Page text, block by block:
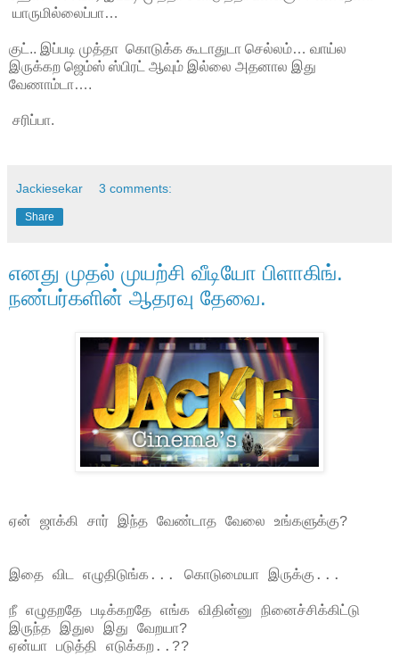
யாருமில்லைப்பா…
குட்.. இப்படி முத்தா கொடுக்க கூடாதுடா செல்லம்… வாய்ல
இருக்கற ஜெம்ஸ் ஸ்பிரட் ஆவும் இல்லை அதனால இது
வேணாம்டா….
சரிப்பா.
Jackiesekar 3 comments:
Share
எனது முதல் முயற்சி வீடியோ பிளாகிங்.
நண்பர்களின் ஆதரவு தேவை.
ஏன் ஜாக்கி சார் இந்த வேண்டாத வேலை உங்களுக்கு?
இதை விட எழுதிடுங்க... கொடுமையா இருக்கு...
நீ எழுதறதே படிக்கறதே எங்க விதின்னு நினைச்சிக்கிட்டு
இருந்த இதுல இது வேறயா?
ஏன்யா படுத்தி எடுக்கற..??